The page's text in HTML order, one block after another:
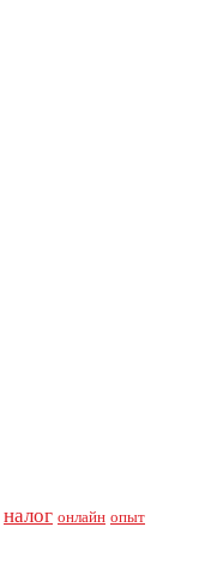
налог онлайн опыт